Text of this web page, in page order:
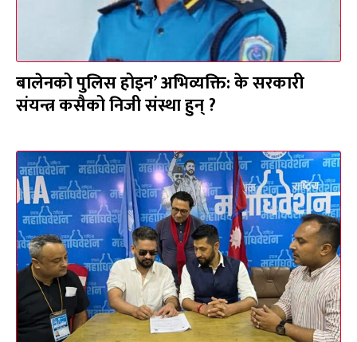
बालेनको पुलिस होइन’ अभिव्यक्ति: के सरकारी
संयन्त्र कसैको निजी संस्था हुन् ?